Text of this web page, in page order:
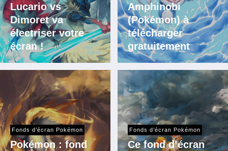
Lucario vs
Dimoret va
électriser votre
écran !
Amphinobi
(Pokémon) à
télécharger
gratuitement
Fonds d’écran Pokémon
Pokémon : fond
Fonds d’écran Pokémon
Ce fond d’écran